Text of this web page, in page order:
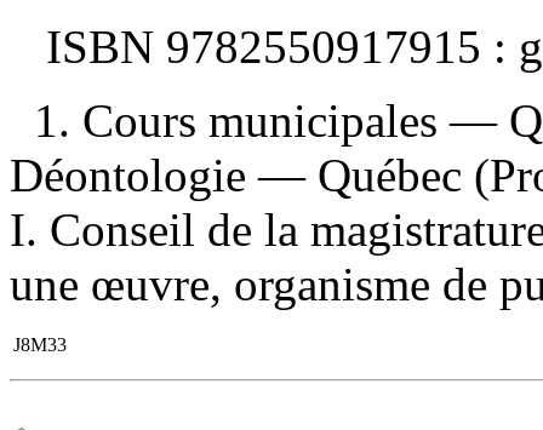
ISBN 9782550917915 :
1. Cours municipales —
Déontologie — Québec
I. Conseil de la
une œuvre, organisme de
J8M33